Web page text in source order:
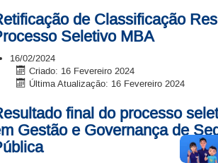
de Classificação
Seletivo MBA
16/02/2024
Criado: 16 Fevereiro 2024
Última Atualização: 16 Fevereiro 2024
final do processo
Gestão e Governança de